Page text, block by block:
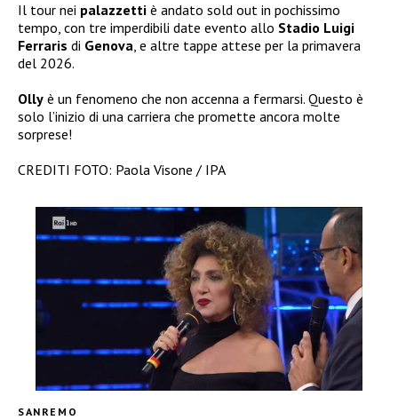
Il tour nei palazzetti è andato sold out in pochissimo
tempo, con tre imperdibili date evento allo Stadio Luigi
Ferraris di Genova, e altre tappe attese per la primavera
del 2026.
Olly è un fenomeno che non accenna a fermarsi. Questo è
solo l’inizio di una carriera che promette ancora molte
sorprese!
CREDITI FOTO: Paola Visone / IPA
SANREMO